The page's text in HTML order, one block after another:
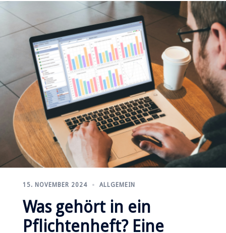
15. NOVEMBER 2024 ALLGEMEIN
Was gehört in ein
Pflichtenheft? Eine